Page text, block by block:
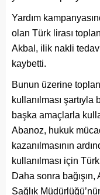
Yardım
olan Türk lirası
Akbal, ilik nakli
kaybetti.
Bunun üzerine
kullanılması
başka amaçlarla
Abanoz, hukuk
kazanılmasının
kullanılması için
Daha sonra bağışın,
Sağlık